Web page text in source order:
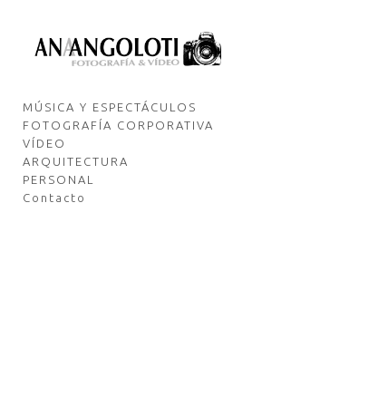
MÚSICA Y ESPECTÁCULOS
FOTOGRAFÍA CORPORATIVA
VÍDEO
ARQUITECTURA
PERSONAL
Contacto